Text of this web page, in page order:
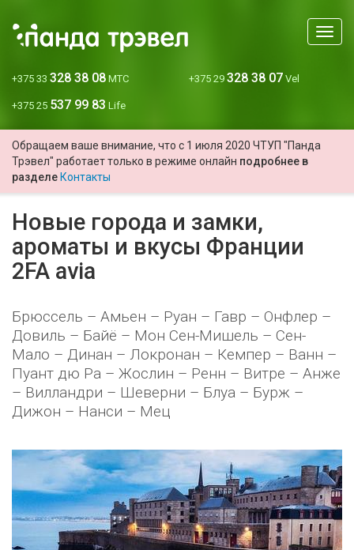
Меню
+375 33 328 38 08 МТС +375 29 328 38 07 Vel
+375 25 537 99 83 Life
Обращаем ваше внимание, что с 1 июля 2020 ЧТУП "Панда
Трэвел" работает только в режиме онлайн подробнее в
разделе Контакты
Новые города и замки,
ароматы и вкусы Франции
2FA avia
Брюссель – Амьен – Руан – Гавр – Онфлер –
Довиль – Байё – Мон Сен-Мишель – Сен-
Мало – Динан – Локронан – Кемпер – Ванн –
Пуант дю Ра – Жослин – Ренн – Витре – Анже
– Вилландри – Шеверни – Блуа – Бурж –
Дижон – Нанси – Мец